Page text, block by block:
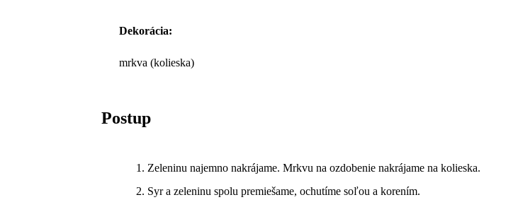
Dekorácia:
mrkva (kolieska)
Postup
Zeleninu najemno nakrájame. Mrkvu na ozdobenie nakrájame na kolieska.
Syr a zeleninu spolu premiešame, ochutíme soľou a korením.